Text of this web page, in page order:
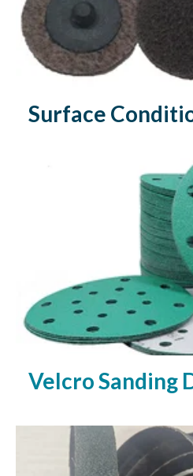
Surface
Velcro Sanding